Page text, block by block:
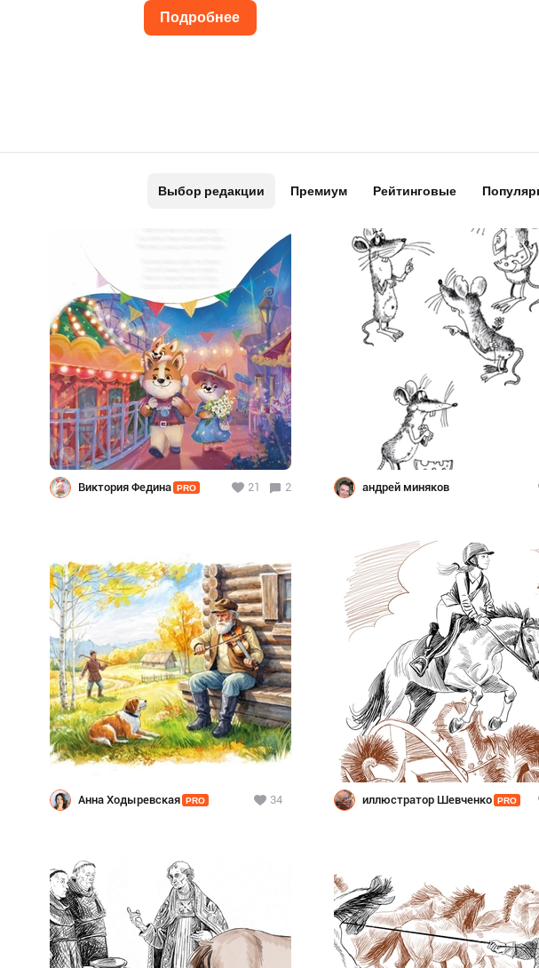
Подробнее
Выбор редакции Премиум Рейтинговые
Виктория Федина PRO 21 2 андрей миняков
Анна Ходыревская PRO 34 иллюстратор Шевченко PRO